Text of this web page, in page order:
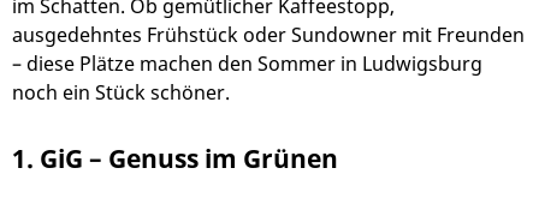
im Schatten. Ob gemütlicher Kaffeestopp,
ausgedehntes Frühstück oder Sundowner mit Freunden
– diese Plätze machen den Sommer in Ludwigsburg
noch ein Stück schöner.
1. GiG – Genuss im Grünen